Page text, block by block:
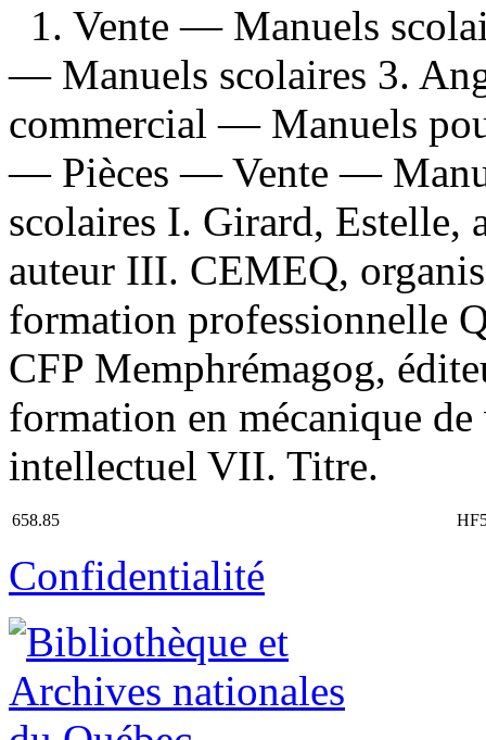
1. Vente — Manuels
— Manuels scolaires 3.
commercial — Manuels
— Pièces — Vente —
scolaires I. Girard,
auteur III. CEMEQ,
formation professionnelle
CFP Memphrémagog,
formation en mécanique
intellectuel VII. Titre.
658.85
Confidentialité